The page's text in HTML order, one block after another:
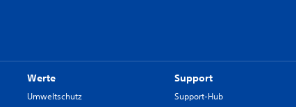
Werte
Umweltschutz
Support
Support-Hub